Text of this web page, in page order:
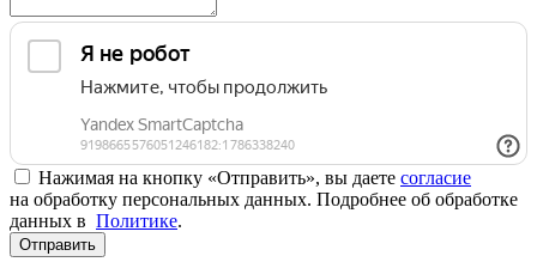
Нажимая на кнопку «Отправить», вы даете согласие
на обработку персональных данных. Подробнее об обработке
данных в Политике.
Отправить